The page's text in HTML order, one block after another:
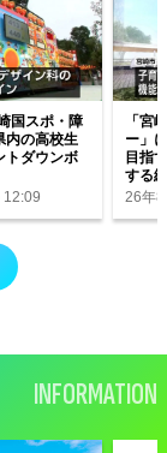
国スポ・障
の高校生
トダウンボ
12:09
「宮
ー」
目指
する
26年
INFORMATION